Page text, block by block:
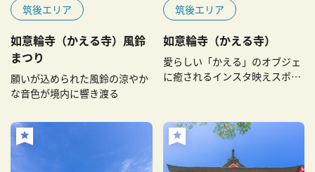
筑後エリア
如意輪寺（かえる寺）風鈴
まつり
願いが込められた風鈴の涼やか
な音色が境内に響き渡る
筑後エリア
如意輪寺（かえる寺）
愛らしい「かえる」のオブジェ
に癒されるインスタ映えスポッ